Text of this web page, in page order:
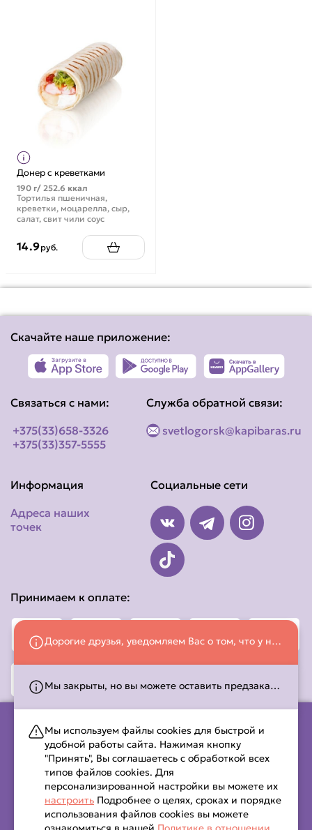
Дорогие друзья, уведомляем Вас о том, что у нас изменился номер телефона! Просим делать заказы по номеру: +375 (33) 658-33-26
Мы закрыты, но вы можете оставить предзаказ! Работаем с 10:00 до 21:45. С временем работы можно ознакомиться на странице
Мы используем файлы cookies для быстрой и
удобной работы сайта. Нажимая кнопку
"Принять", Вы соглашаетесь с обработкой всех
типов файлов cookies. Для
персонализированной настройки вы можете их
настроить Подробнее о целях, сроках и порядке
использования файлов cookies вы можете
Донер с креветками
190 г/ 252.6 ккал
Тортилья пшеничная,
креветки, моцарелла, сыр,
салат, свит чили соус
14.9руб.
Скачайте наше приложение:
Связаться с нами:
+375(33)658-3326
+375(33)357-5555
Служба обратной связи:
svetlogorsk@kapibaras.ru
Информация
Адреса наших
точек
Социальные сети
Принимаем к оплате:
ООО «ДАНДИ РОЛЗ» (УНП 491601664) Свидетельство о гос.
регистрации выдано Канинковичским районным
исполнительным комитетом 18.06.2020 г.
Интернет-магазин включен в Торговый реестр Республики
Беларусь 12.05.2022 № 533697 Юр. адрес:. 247694,
Республика Беларусь, Гомельская область, г. Калинковичи,